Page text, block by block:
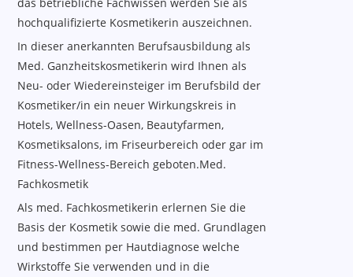
hochqualifizierte Kosmetikerin auszeichnen.
In dieser anerkannten Berufsausbildung als
Med. Ganzheitskosmetikerin wird Ihnen als
Neu- oder Wiedereinsteiger im Berufsbild der
Kosmetiker/in ein neuer Wirkungskreis in
Hotels, Wellness-Oasen, Beautyfarmen,
Kosmetiksalons, im Friseurbereich oder gar im
Fitness-Wellness-Bereich geboten.Med.
Fachkosmetik
Als med. Fachkosmetikerin erlernen Sie die
Basis der Kosmetik sowie die med. Grundlagen
und bestimmen per Hautdiagnose welche
Wirkstoffe Sie verwenden und in die